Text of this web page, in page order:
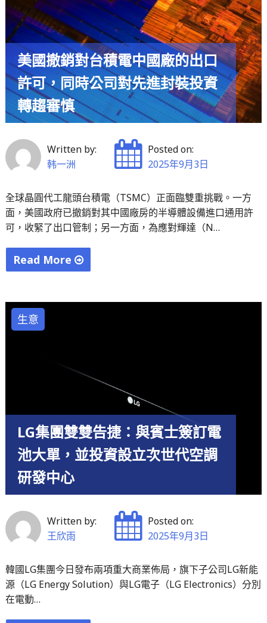
突
破：
發
現
系
外
類
地
行
星
證
實
火
固
態
核"
美國撤銷對台積電中國廠的出口
許可，同時公司對先進封裝投資
轉趨審慎
Written by:
韩一洲
Posted on:
2025年9月3日
全球晶圓代工龍頭台積電（TSMC）正面臨雙重挑戰。一方
面，美國政府已撤銷對其中國廠房的半導體設備進口通用許
可，收緊了出口管制；另一方面，為應對輝達（N…
Read More
撤
銷
中
口
許
可，
同
時
公
司
生意
LG集團雙雙告捷：與賓士簽訂電
池大單，並投資設立次世代空調
研發中心
Written by:
王欣雨
Posted on:
2025年9月3日
韓國LG集團今日發布兩項重大商業佈局，旗下子公司LG新能
源（LG Energy Solution）與LG電子（LG Electronics）分別
在電動…